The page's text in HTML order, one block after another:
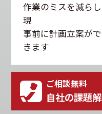
作業のミスを減ら
現
事前に計画立案が
きます
ご相談無料
自社の課題